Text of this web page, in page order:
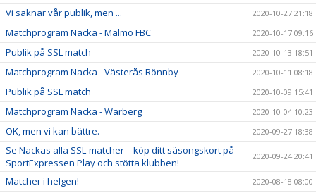
Vi saknar vår publik, men ... 2020-10-27 21:18
Matchprogram Nacka - Malmö FBC 2020-10-17 09:16
Publik på SSL match 2020-10-13 18:51
Matchprogram Nacka - Västerås Rönnby 2020-10-11 08:18
Publik på SSL match 2020-10-09 15:41
Matchprogram Nacka - Warberg 2020-10-04 10:23
OK, men vi kan bättre. 2020-09-27 18:38
Se Nackas alla SSL-matcher – köp ditt säsongskort på
SportExpressen Play och stötta klubben!
2020-09-24 20:41
Matcher i helgen! 2020-08-18 08:00